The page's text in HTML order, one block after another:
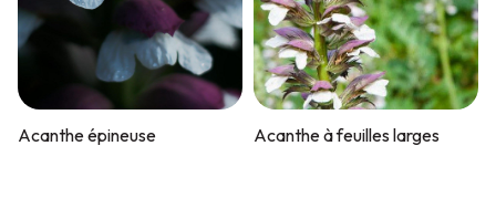
Acanthe épineuse Acanthe à feuilles larges